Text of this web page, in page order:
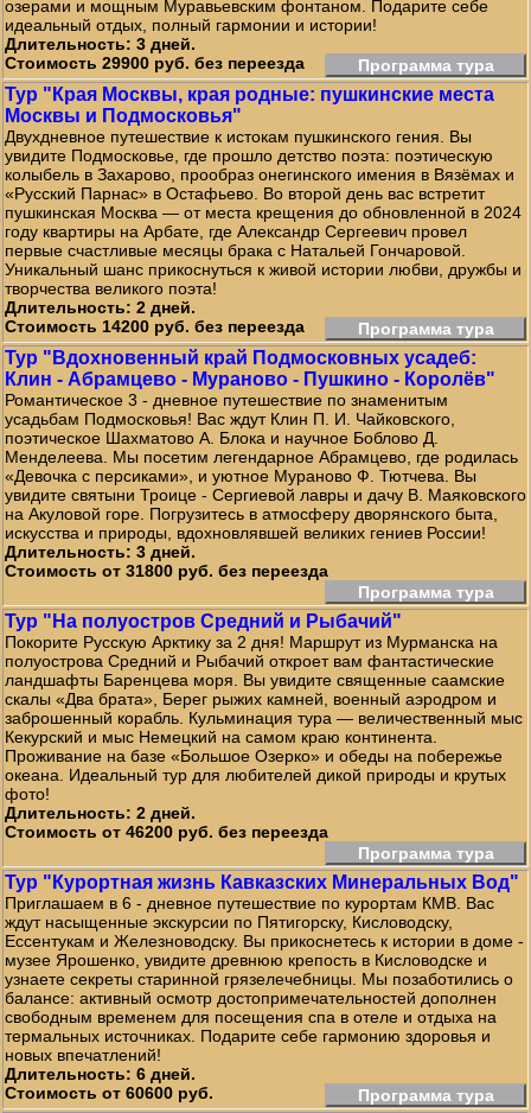
озерами и мощным Муравьевским фонтаном. Подарите себе
идеальный отдых, полный гармонии и истории!
Длительность: 3 дней.
Стоимость 29900 руб. без переезда
Программа тура
Тур "Края Москвы, края родные: пушкинские места
Москвы и Подмосковья"
Двухдневное путешествие к истокам пушкинского гения. Вы
увидите Подмосковье, где прошло детство поэта: поэтическую
колыбель в Захарово, прообраз онегинского имения в Вязёмах и
«Русский Парнас» в Остафьево. Во второй день вас встретит
пушкинская Москва — от места крещения до обновленной в 2024
году квартиры на Арбате, где Александр Сергеевич провел
первые счастливые месяцы брака с Натальей Гончаровой.
Уникальный шанс прикоснуться к живой истории любви, дружбы и
творчества великого поэта!
Длительность: 2 дней.
Стоимость 14200 руб. без переезда
Программа тура
Тур "Вдохновенный край Подмосковных усадеб:
Клин - Абрамцево - Мураново - Пушкино - Королёв"
Романтическое 3 - дневное путешествие по знаменитым
усадьбам Подмосковья! Вас ждут Клин П. И. Чайковского,
поэтическое Шахматово А. Блока и научное Боблово Д.
Менделеева. Мы посетим легендарное Абрамцево, где родилась
«Девочка с персиками», и уютное Мураново Ф. Тютчева. Вы
увидите святыни Троице - Сергиевой лавры и дачу В. Маяковского
на Акуловой горе. Погрузитесь в атмосферу дворянского быта,
искусства и природы, вдохновлявшей великих гениев России!
Длительность: 3 дней.
Стоимость от 31800 руб. без переезда
Программа тура
Тур "На полуостров Средний и Рыбачий"
Покорите Русскую Арктику за 2 дня! Маршрут из Мурманска на
полуострова Средний и Рыбачий откроет вам фантастические
ландшафты Баренцева моря. Вы увидите священные саамские
скалы «Два брата», Берег рыжих камней, военный аэродром и
заброшенный корабль. Кульминация тура — величественный мыс
Кекурский и мыс Немецкий на самом краю континента.
Проживание на базе «Большое Озерко» и обеды на побережье
океана. Идеальный тур для любителей дикой природы и крутых
фото!
Длительность: 2 дней.
Стоимость от 46200 руб. без переезда
Программа тура
Тур "Курортная жизнь Кавказских Минеральных Вод"
Приглашаем в 6 - дневное путешествие по курортам КМВ. Вас
ждут насыщенные экскурсии по Пятигорску, Кисловодску,
Ессентукам и Железноводску. Вы прикоснетесь к истории в доме -
музее Ярошенко, увидите древнюю крепость в Кисловодске и
узнаете секреты старинной грязелечебницы. Мы позаботились о
балансе: активный осмотр достопримечательностей дополнен
свободным временем для посещения спа в отеле и отдыха на
термальных источниках. Подарите себе гармонию здоровья и
новых впечатлений!
Длительность: 6 дней.
Стоимость от 60600 руб.
Программа тура